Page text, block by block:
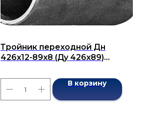
Тройник переходной Дн
426х12-89х8 (Ду 426х89)
В корзину